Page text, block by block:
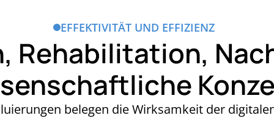
EFFEKTIVITÄT UND EFFIZIENZ
Rehabilitation,
belegen die Wirksamkeit der